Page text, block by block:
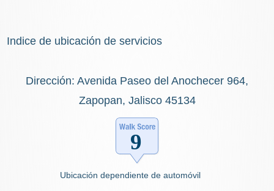
Indice de ubicación de servicios
Dirección: Avenida Paseo del Anochecer 964,
Zapopan, Jalisco 45134
Ubicación dependiente de automóvil